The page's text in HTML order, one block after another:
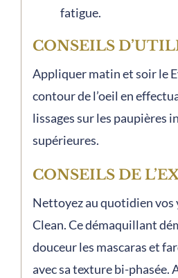
fatigue.
CONSEILS
Appliquer matin et soir le
contour de l’oeil en
lissages sur les paupières
supérieures.
CONSEILS DE
Nettoyez au quotidien vos
Clean. Ce démaquillant
douceur les mascaras et
avec sa texture bi-phasée.